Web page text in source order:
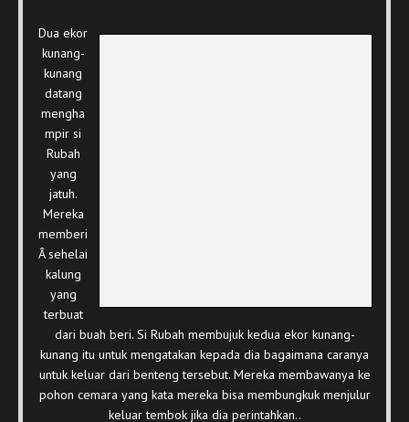
Dua ekor
kunang-
kunang
datang
mengha
mpir si
Rubah
yang
jatuh.
Mereka
memberi
Â sehelai
kalung
yang
terbuat
dari buah beri. Si Rubah membujuk kedua ekor kunang-
kunang itu untuk mengatakan kepada dia bagaimana caranya
untuk keluar dari benteng tersebut. Mereka membawanya ke
pohon cemara yang kata mereka bisa membungkuk menjulur
keluar tembok jika dia perintahkan..